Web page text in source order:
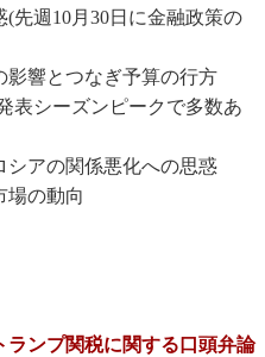
(先週10月30日に金融政策の
影響とつなぎ予算の行方
表シーズンピークで多数あ
シアの関係悪化への思惑
場の動向
ランプ関税に関する口頭弁論